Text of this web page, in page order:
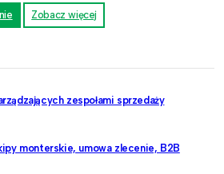
Zobacz więcej
zespołami sprzedaży
monterskie, umowa zlecenie, B2B